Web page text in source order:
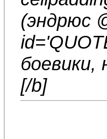
(эндрюс
[/b]